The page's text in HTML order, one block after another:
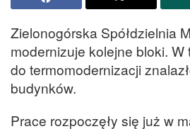
Zielonogórska Spółdzielnia
modernizuje kolejne bloki. W
do termomodernizacji
budynków.
Prace rozpoczęły się już w